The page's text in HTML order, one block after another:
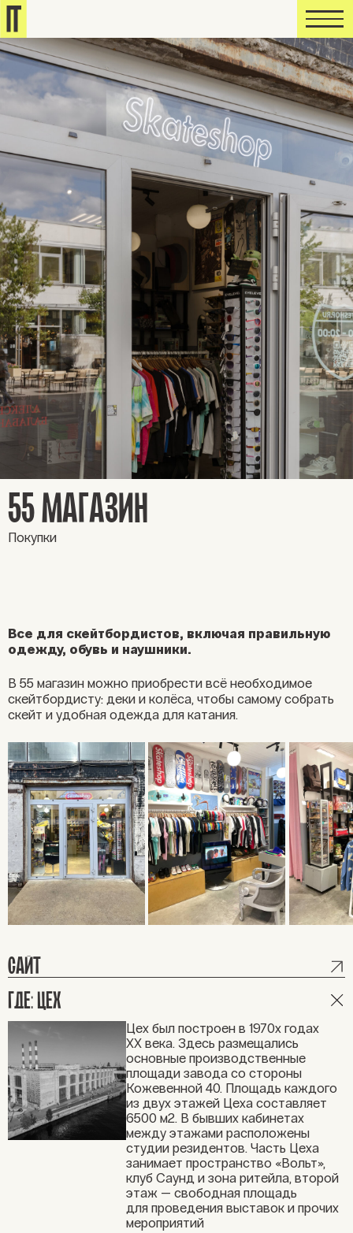
55 МАГАЗИН
Покупки
Все для скейтбордистов, включая правильную
одежду, обувь и наушники.
В 55 магазин можно приобрести всё необходимое
скейтбордисту: деки и колёса, чтобы самому собрать
скейт и удобная одежда для катания.
САЙТ
ГДЕ: ЦЕХ
Цех был построен в 1970х годах
XX века. Здесь размещались
основные производственные
площади завода со стороны
Кожевенной 40. Площадь каждого
из двух этажей Цеха составляет
6500 м2. В бывших кабинетах
между этажами расположены
студии резидентов. Часть Цеха
занимает пространство «Вольт»,
клуб Саунд и зона ритейла, второй
этаж — свободная площадь
для проведения выставок и прочих
мероприятий